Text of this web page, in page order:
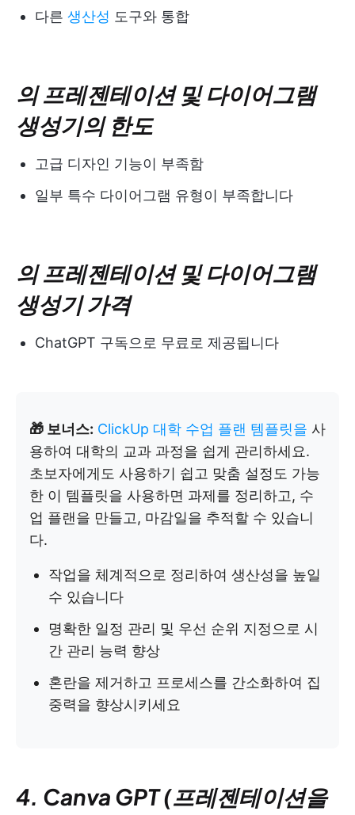
다른 생산성 도구와 통합
의 프레젠테이션 및 다이어그램
생성기의 한도
고급 디자인 기능이 부족함
일부 특수 다이어그램 유형이 부족합니다
의 프레젠테이션 및 다이어그램
생성기 가격
ChatGPT 구독으로 무료로 제공됩니다
🎁 보너스: ClickUp 대학 수업 플랜 템플릿을 사
용하여 대학의 교과 과정을 쉽게 관리하세요.
초보자에게도 사용하기 쉽고 맞춤 설정도 가능
한 이 템플릿을 사용하면 과제를 정리하고, 수
업 플랜을 만들고, 마감일을 추적할 수 있습니
다.
작업을 체계적으로 정리하여 생산성을 높일
수 있습니다
명확한 일정 관리 및 우선 순위 지정으로 시
간 관리 능력 향상
혼란을 제거하고 프로세스를 간소화하여 집
중력을 향상시키세요
4. Canva GPT (프레젠테이션을